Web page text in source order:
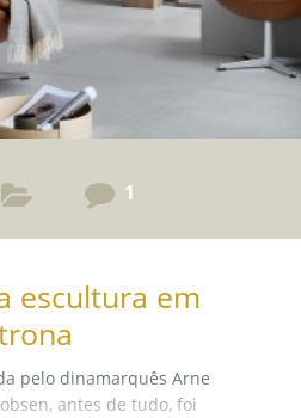
1
escultura em
pelo dinamarquês Arne
antes de tudo, foi